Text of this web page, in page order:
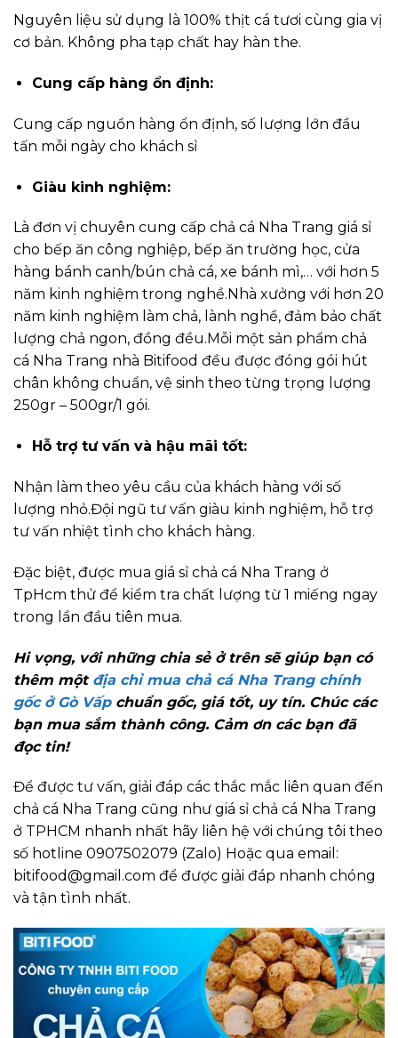
Nguyên liệu sử dụng là 100% thịt cá tươi cùng gia vị
cơ bản. Không pha tạp chất hay hàn the.
Cung cấp hàng ổn định:
Cung cấp nguồn hàng ổn định, số lượng lớn đầu
tấn mỗi ngày cho khách sỉ
Giàu kinh nghiệm:
Là đơn vị chuyên cung cấp chả cá Nha Trang giá sỉ
cho bếp ăn công nghiệp, bếp ăn trường học, cửa
hàng bánh canh/bún chả cá, xe bánh mì,… với hơn 5
năm kinh nghiệm trong nghề.Nhà xưởng với hơn 20
năm kinh nghiệm làm chả, lành nghề, đảm bảo chất
lượng chả ngon, đồng đều.Mỗi một sản phẩm chả
cá Nha Trang nhà Bitifood đều được đóng gói hút
chân không chuẩn, vệ sinh theo từng trọng lượng
250gr – 500gr/1 gói.
Hỗ trợ tư vấn và hậu mãi tốt:
Nhận làm theo yêu cầu của khách hàng với số
lượng nhỏ.Đội ngũ tư vấn giàu kinh nghiệm, hỗ trợ
tư vấn nhiệt tình cho khách hàng.
Đặc biệt, được mua giá sỉ chả cá Nha Trang ở
TpHcm thử để kiểm tra chất lượng từ 1 miếng ngay
trong lần đầu tiên mua.
Hi vọng, với những chia sẻ ở trên sẽ giúp bạn có
thêm một địa chỉ mua chả cá Nha Trang chính
gốc ở Gò Vấpchuẩn gốc, giá tốt, uy tín. Chúc các
bạn mua sắm thành công. Cảm ơn các bạn đã
đọc tin!
Để được tư vấn, giải đáp các thắc mắc liên quan đến
chả cá Nha Trang cũng như giá sỉ chả cá Nha Trang
ở TPHCM nhanh nhất hãy liên hệ với chúng tôi theo
số hotline 0907502079 (Zalo) Hoặc qua email:
bitifood@gmail.com để được giải đáp nhanh chóng
và tận tình nhất.